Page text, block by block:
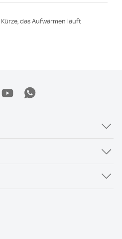
das Aufwärmen läuft